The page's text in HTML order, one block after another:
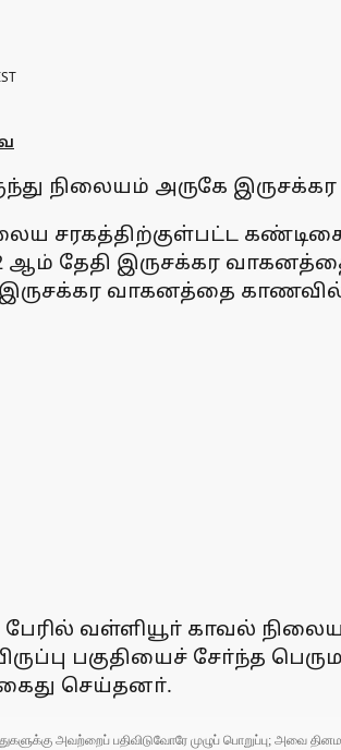
நிலையம் அருகே
சரகத்திற்குள்பட்ட
தேதி இருசக்கர வாகனத்தை,
இருசக்கர வாகனத்தை
பேரில் வள்ளியூா் காவல்
பகுதியைச் சோ்ந்த
செய்தனா்.
அவற்றைப் பதிவிடுவோரே முழுப் பொறுப்பு; அவை